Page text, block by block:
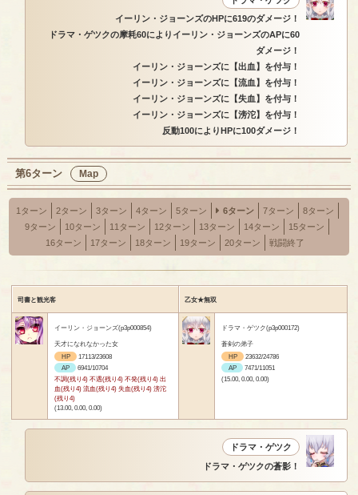
イーリン・ジョーンズのHPに619のダメージ！
ドラマ・ゲツクの摩耗60によりイーリン・ジョーンズのAPに60
ダメージ！
イーリン・ジョーンズに【出血】を付与！
イーリン・ジョーンズに【流血】を付与！
イーリン・ジョーンズに【失血】を付与！
イーリン・ジョーンズに【滂沱】を付与！
反動100によりHPに100ダメージ！
第6ターン Map
1ターン 2ターン 3ターン 4ターン 5ターン 6ターン 7ターン
8ターン
9ターン
10ターン 11ターン 12ターン 13ターン 14ターン
15ターン
16ターン
17ターン 18ターン 19ターン 20ターン 戦闘終了
司書と観光客 乙女★無双
イーリン・ジョーンズ(p3p000854)
天才になれなかった女
HP
17113/23608
AP
6941/10704
不調(残り4) 不遇(残り4) 不発(残り4) 出
血(残り4) 流血(残り4) 失血(残り4) 滂沱
(残り4)
(13.00, 0.00, 0.00)
ドラマ・ゲツク(p3p000172)
蒼剣の弟子
HP
23632/24786
AP
7471/11051
(15.00, 0.00, 0.00)
ドラマ・ゲツク
ドラマ・ゲツクの蒼影！